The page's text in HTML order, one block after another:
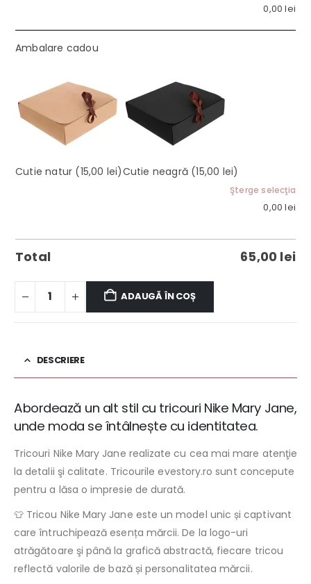
0,00lei
Ambalare cadou
Cutie natur (15,00 lei)Cutie neagră (15,00 lei)
Şterge selecţia
0,00lei
Total 65,00 lei
ADAUGĂ ÎN COȘ
DESCRIERE
Abordează un alt stil cu tricouri Nike Mary Jane,
unde moda se întâlnește cu identitatea.
Tricouri Nike Mary Jane realizate cu cea mai mare atenţie
la detalii şi calitate. Tricourile evestory.ro sunt concepute
pentru a lăsa o impresie de durată.
👕 Tricou Nike Mary Jane este un model unic și captivant
care întruchipează esența mărcii. De la logo-uri
atrăgătoare şi până la grafică abstractă, fiecare tricou
reflectă valorile de bază și personalitatea mărcii.